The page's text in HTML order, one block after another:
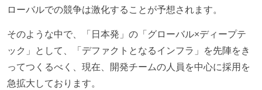
ローバルでの競争は激化することが予想されます。
そのような中で、「日本発」の「グローバル×ディープテ
ック」として、「デファクトとなるインフラ」を先陣をき
ってつくるべく、現在、開発チームの人員を中心に採用を
急拡大しております。